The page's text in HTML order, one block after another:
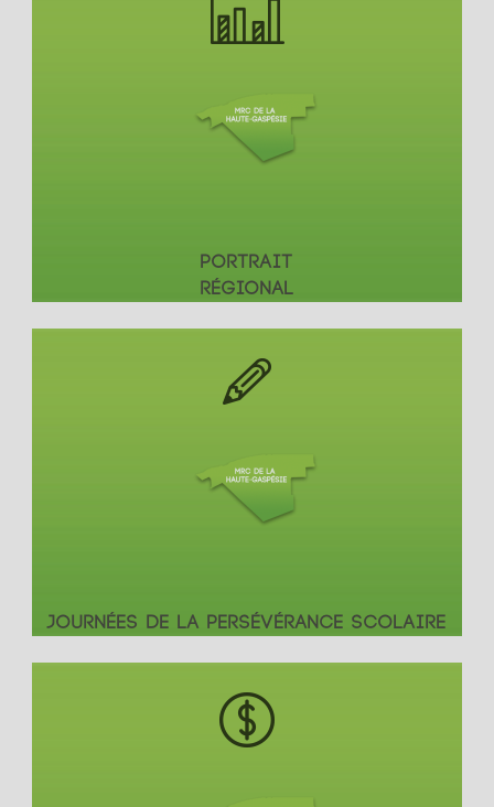
PORTRAIT
RÉGIONAL
JOURNÉES DE LA PERSÉVÉRANCE SCOLAIRE